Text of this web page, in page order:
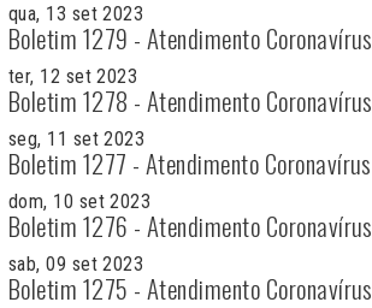
qua, 13 set 2023
Boletim 1279 - Atendimento Coronavírus
ter, 12 set 2023
Boletim 1278 - Atendimento Coronavírus
seg, 11 set 2023
Boletim 1277 - Atendimento Coronavírus
dom, 10 set 2023
Boletim 1276 - Atendimento Coronavírus
sab, 09 set 2023
Boletim 1275 - Atendimento Coronavírus